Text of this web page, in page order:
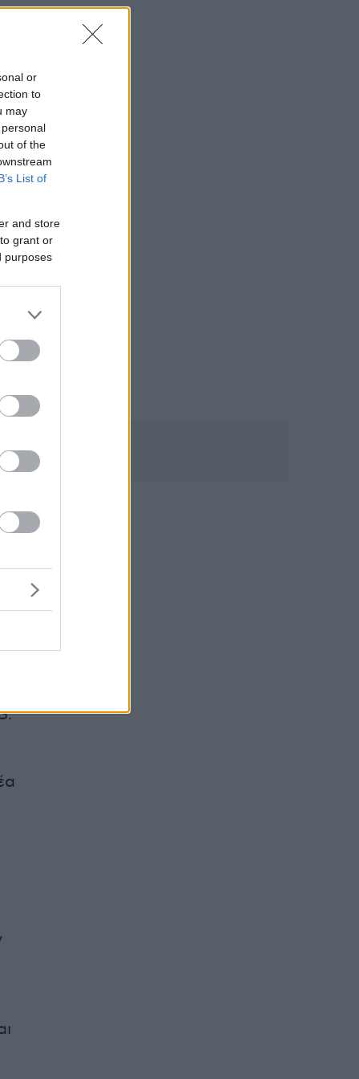
or
to
may
of the
List of
and store
grant or
purposes